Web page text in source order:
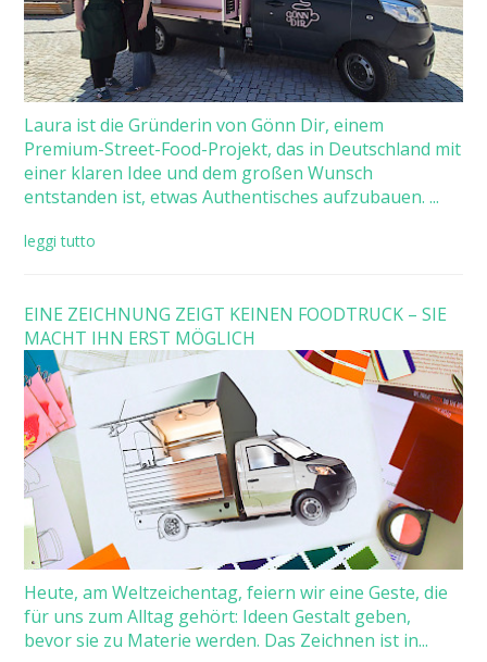
Laura ist die Gründerin von Gönn Dir, einem
Premium-Street-Food-Projekt, das in Deutschland mit
einer klaren Idee und dem großen Wunsch
entstanden ist, etwas Authentisches aufzubauen. ...
leggi tutto
EINE ZEICHNUNG ZEIGT KEINEN FOODTRUCK – SIE
MACHT IHN ERST MÖGLICH
Heute, am Weltzeichentag, feiern wir eine Geste, die
für uns zum Alltag gehört: Ideen Gestalt geben,
bevor sie zu Materie werden. Das Zeichnen ist in...